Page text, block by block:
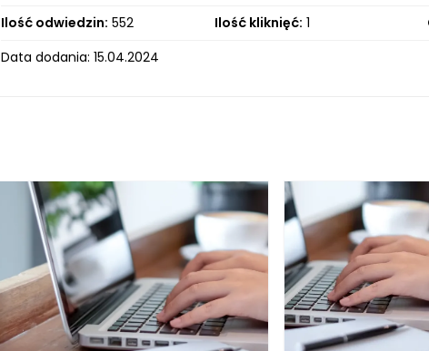
Ilość odwiedzin: 552 Ilość kliknięć: 1
Data dodania: 15.04.2024